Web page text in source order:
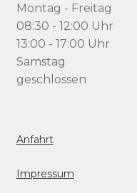
Montag - Freitag
08:30 - 12:00 Uhr
13:00 - 17:00 Uhr
Samstag
geschlossen
Anfahrt
Impressum